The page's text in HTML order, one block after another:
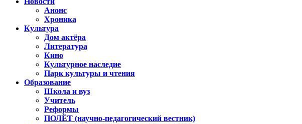
Анонс
Хроника
Культура
Дом актёра
Литература
Кино
Культурное наследие
Парк культуры и чтения
Образование
Школа и вуз
Учитель
Реформы
ПОЛЁТ (научно-педагогический вестник)